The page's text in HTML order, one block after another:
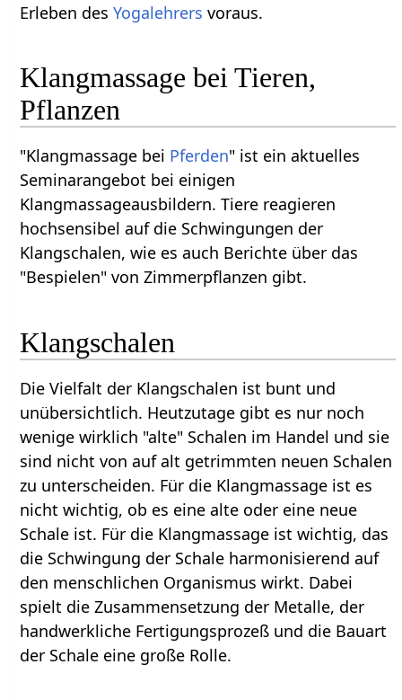
Erleben desYogalehrers voraus.
Klangmassage bei Tieren,
Pflanzen
"Klangmassage bei Pferden" ist ein aktuelles
Seminarangebot bei einigen
Klangmassageausbildern. Tiere reagieren
hochsensibel auf die Schwingungen der
Klangschalen, wie es auch Berichte über das
"Bespielen" von Zimmerpflanzen gibt.
Klangschalen
Die Vielfalt der Klangschalen ist bunt und
unübersichtlich. Heutzutage gibt es nur noch
wenige wirklich "alte" Schalen im Handel und sie
sind nicht von auf alt getrimmten neuen Schalen
zu unterscheiden. Für die Klangmassage ist es
nicht wichtig, ob es eine alte oder eine neue
Schale ist. Für die Klangmassage ist wichtig, das
die Schwingung der Schale harmonisierend auf
den menschlichen Organismus wirkt. Dabei
spielt die Zusammensetzung der Metalle, der
handwerkliche Fertigungsprozeß und die Bauart
der Schale eine große Rolle.